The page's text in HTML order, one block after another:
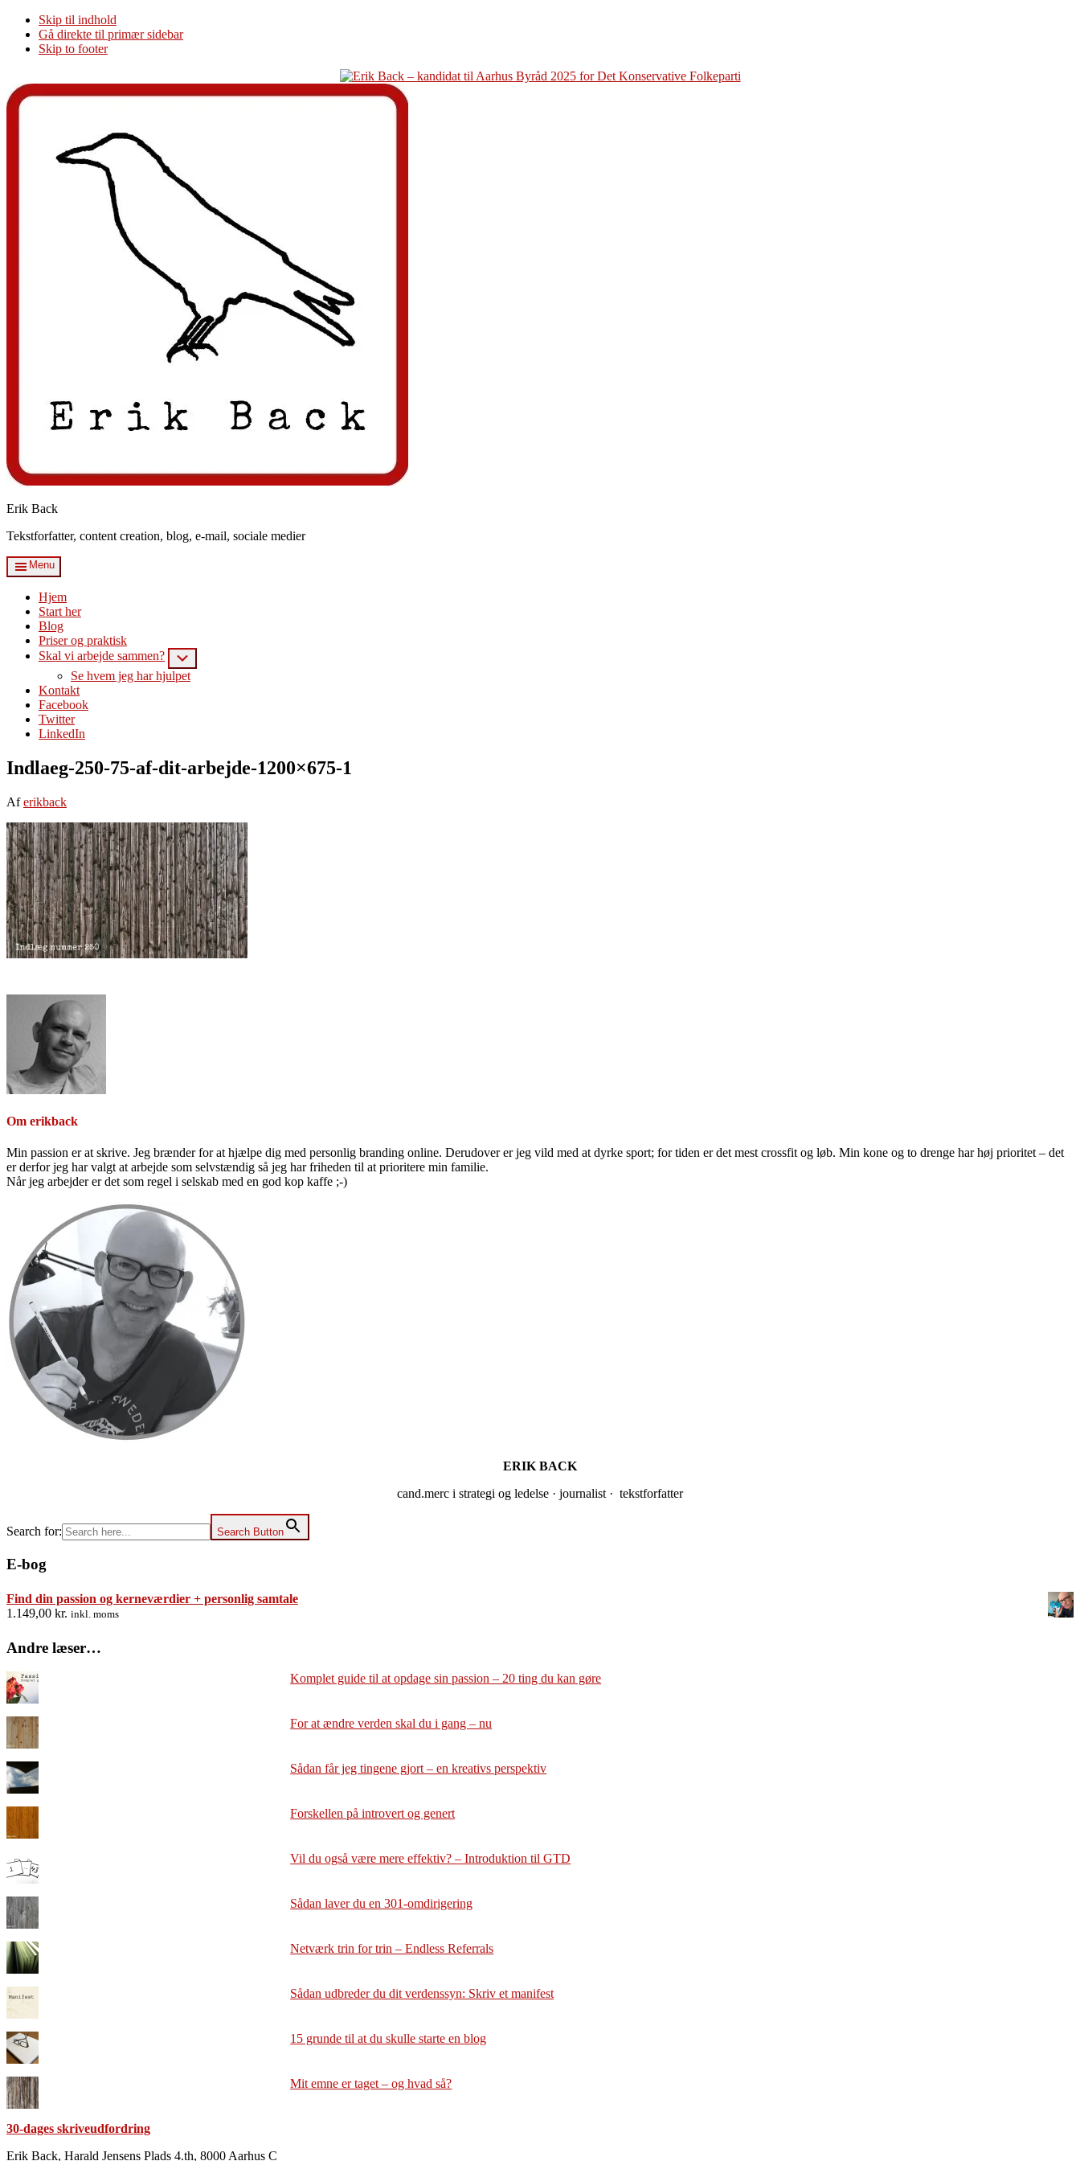
Skip til indhold
Gå direkte til primær sidebar
Skip to footer
Additional
menu
Erik Back
Tekstforfatter, content creation, blog, e-mail, sociale medier
Menu
Hjem
Start her
Blog
Priser og praktisk
Skal vi arbejde sammen?
Se hvem jeg har hjulpet
Kontakt
Facebook
Twitter
LinkedIn
Indlaeg-250-75-af-dit-arbejde-1200×675-1
Aferikback
Om erikback
Min passion er at skrive. Jeg brænder for at hjælpe dig med personlig branding online. Derudover er jeg vild med at dyrke sport; for tiden er det mest crossfit og løb. Min kone og to drenge har høj prioritet – det
er derfor jeg har valgt at arbejde som selvstændig så jeg har friheden til at prioritere min familie.
Når jeg arbejder er det som regel i selskab med en god kop kaffe ;-)
Sidebar
ERIK BACK
cand.merc i strategi og ledelse · journalist · tekstforfatter
Search for: Search Button
E-bog
Find din passion og kerneværdier + personlig samtale
1.149,00 kr. inkl. moms
Andre læser…
Komplet guide til at opdage sin passion – 20 ting du kan gøre
For at ændre verden skal du i gang – nu
Sådan får jeg tingene gjort – en kreativs perspektiv
Forskellen på introvert og genert
Vil du også være mere effektiv? – Introduktion til GTD
Sådan laver du en 301-omdirigering
Netværk trin for trin – Endless Referrals
Sådan udbreder du dit verdenssyn: Skriv et manifest
15 grunde til at du skulle starte en blog
Mit emne er taget – og hvad så?
30-dages skriveudfordring
Erik Back, Harald Jensens Plads 4.th, 8000 Aarhus C